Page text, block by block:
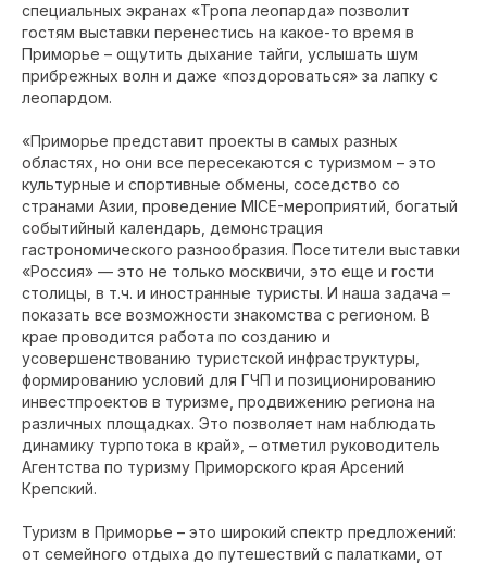
специальных экранах «Тропа леопарда» позволит
гостям выставки перенестись на какое-то время в
Приморье – ощутить дыхание тайги, услышать шум
прибрежных волн и даже «поздороваться» за лапку с
леопардом.
«Приморье представит проекты в самых разных
областях, но они все пересекаются с туризмом – это
культурные и спортивные обмены, соседство со
странами Азии, проведение MICE-мероприятий, богатый
событийный календарь, демонстрация
гастрономического разнообразия. Посетители выставки
«Россия» — это не только москвичи, это еще и гости
столицы, в т.ч. и иностранные туристы. И наша задача –
показать все возможности знакомства с регионом. В
крае проводится работа по созданию и
усовершенствованию туристской инфраструктуры,
формированию условий для ГЧП и позиционированию
инвестпроектов в туризме, продвижению региона на
различных площадках. Это позволяет нам наблюдать
динамику турпотока в край», – отметил руководитель
Агентства по туризму Приморского края Арсений
Крепский.
Туризм в Приморье – это широкий спектр предложений:
от семейного отдыха до путешествий с палатками, от